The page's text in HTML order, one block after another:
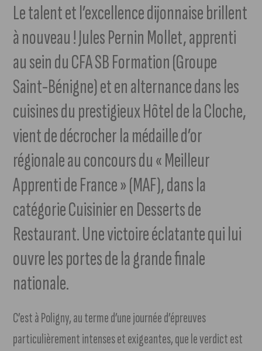
Le talent et l’excellence dijonnaise brillent
à nouveau ! Jules Pernin Mollet, apprenti
au sein du CFA SB Formation (Groupe
Saint-Bénigne) et en alternance dans les
cuisines du prestigieux Hôtel de la Cloche,
vient de décrocher la médaille d’or
régionale au concours du « Meilleur
Apprenti de France » (MAF), dans la
catégorie Cuisinier en Desserts de
Restaurant. Une victoire éclatante qui lui
ouvre les portes de la grande finale
nationale.
C’est à Poligny, au terme d’une journée d’épreuves
particulièrement intenses et exigeantes, que le verdict est